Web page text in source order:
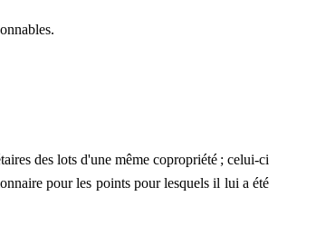
des lots d'une même copropriété ; celui-ci
pour les points pour lesquels il lui a été